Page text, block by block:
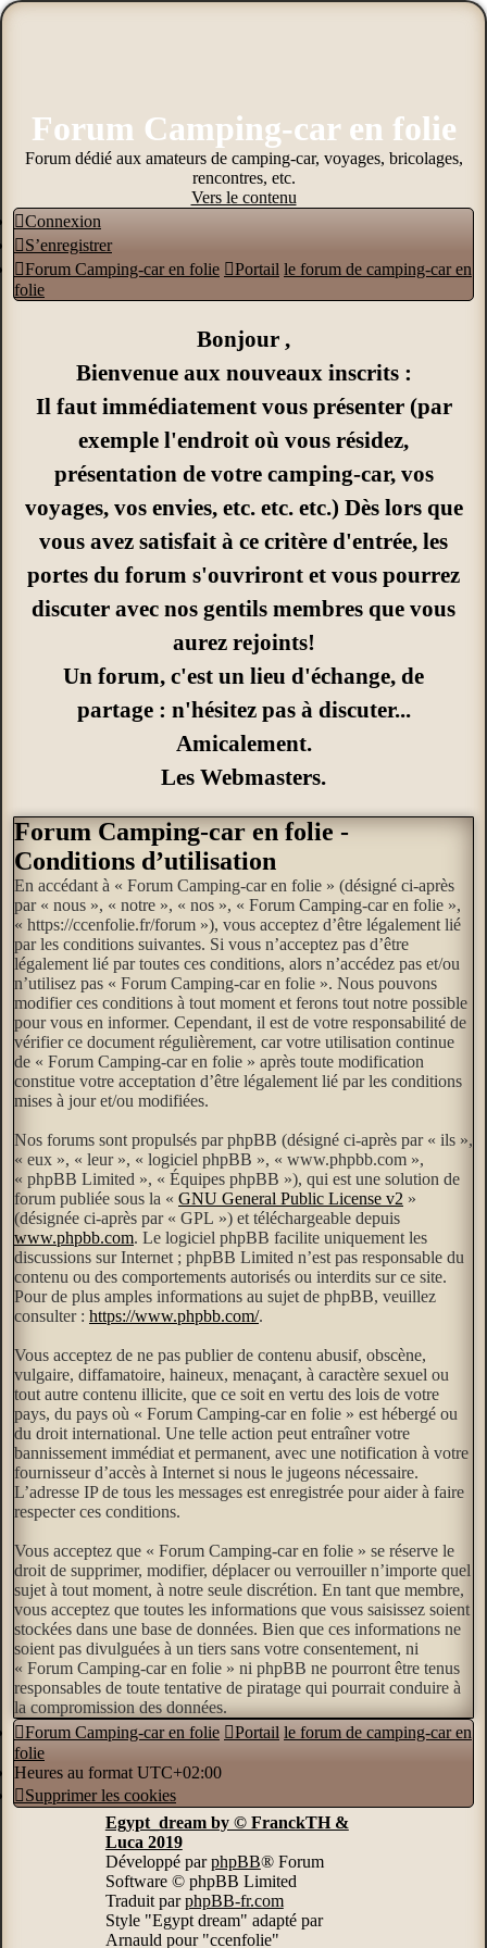
Forum Camping-car en folie
Forum dédié aux amateurs de camping-car, voyages, bricolages,
rencontres, etc.
Vers le contenu
Connexion
S’enregistrer
Forum Camping-car en folie
Portail le forum de camping-car en
folie
Bonjour ,
Bienvenue aux nouveaux inscrits :
Il faut immédiatement vous présenter (par
exemple l'endroit où vous résidez,
présentation de votre camping-car, vos
voyages, vos envies, etc. etc. etc.) Dès lors que
vous avez satisfait à ce critère d'entrée, les
portes du forum s'ouvriront et vous pourrez
discuter avec nos gentils membres que vous
aurez rejoints!
Un forum, c'est un lieu d'échange, de
partage : n'hésitez pas à discuter...
Amicalement.
Les Webmasters.
Forum Camping-car en folie -
Conditions d’utilisation
En accédant à « Forum Camping-car en folie » (désigné ci-après
par « nous », « notre », « nos », « Forum Camping-car en folie »,
« https://ccenfolie.fr/forum »), vous acceptez d’être légalement lié
par les conditions suivantes. Si vous n’acceptez pas d’être
légalement lié par toutes ces conditions, alors n’accédez pas et/ou
n’utilisez pas « Forum Camping-car en folie ». Nous pouvons
modifier ces conditions à tout moment et ferons tout notre possible
pour vous en informer. Cependant, il est de votre responsabilité de
vérifier ce document régulièrement, car votre utilisation continue
de « Forum Camping-car en folie » après toute modification
constitue votre acceptation d’être légalement lié par les conditions
mises à jour et/ou modifiées.
Nos forums sont propulsés par phpBB (désigné ci-après par « ils »,
« eux », « leur », « logiciel phpBB », « www.phpbb.com »,
« phpBB Limited », « Équipes phpBB »), qui est une solution de
forum publiée sous la « GNU General Public License v2 »
(désignée ci-après par « GPL ») et téléchargeable depuis
www.phpbb.com. Le logiciel phpBB facilite uniquement les
discussions sur Internet ; phpBB Limited n’est pas responsable du
contenu ou des comportements autorisés ou interdits sur ce site.
Pour de plus amples informations au sujet de phpBB, veuillez
consulter : https://www.phpbb.com/.
Vous acceptez de ne pas publier de contenu abusif, obscène,
vulgaire, diffamatoire, haineux, menaçant, à caractère sexuel ou
tout autre contenu illicite, que ce soit en vertu des lois de votre
pays, du pays où « Forum Camping-car en folie » est hébergé ou
du droit international. Une telle action peut entraîner votre
bannissement immédiat et permanent, avec une notification à votre
fournisseur d’accès à Internet si nous le jugeons nécessaire.
L’adresse IP de tous les messages est enregistrée pour aider à faire
respecter ces conditions.
Vous acceptez que « Forum Camping-car en folie » se réserve le
droit de supprimer, modifier, déplacer ou verrouiller n’importe quel
sujet à tout moment, à notre seule discrétion. En tant que membre,
vous acceptez que toutes les informations que vous saisissez soient
stockées dans une base de données. Bien que ces informations ne
soient pas divulguées à un tiers sans votre consentement, ni
« Forum Camping-car en folie » ni phpBB ne pourront être tenus
responsables de toute tentative de piratage qui pourrait conduire à
la compromission des données.
Forum Camping-car en folie
Portail le forum de camping-car en
folie
Heures au format UTC+02:00
Supprimer les cookies
Egypt_dream by © FranckTH &
Luca 2019
Développé parphpBB® Forum
Software © phpBB Limited
Traduit parphpBB-fr.com
Style "Egypt dream" adapté par
Arnauld pour "ccenfolie"